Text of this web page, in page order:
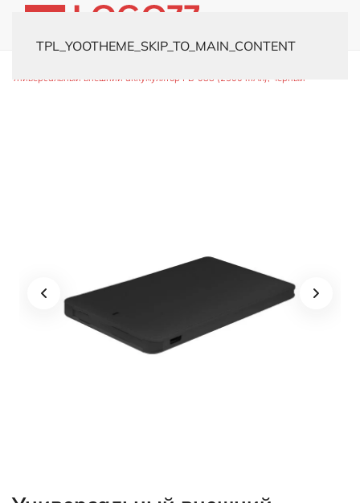
TPL_YOOTHEME_SKIP_TO_MAIN_CONTENT
Универсальный внешний аккумулятор PB-088 (2500 mAh), чёрный
Универсальный внешний
аккумулятор PB-088 (2500 mAh),
чёрный